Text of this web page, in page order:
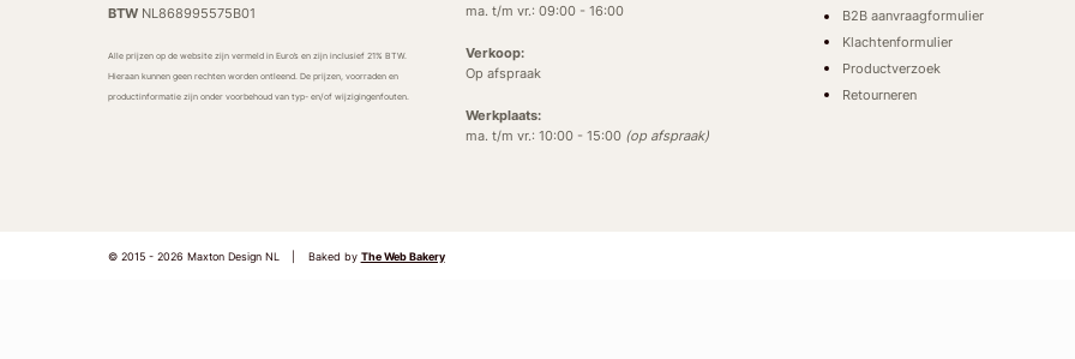
BTWNL868995575B01
Alle prijzen op de website zijn vermeld in Euro’s en zijn inclusief 21% BTW.
Hieraan kunnen geen rechten worden ontleend. De prijzen, voorraden en
productinformatie zijn onder voorbehoud van typ- en/of wijzigingenfouten.
ma. t/m vr.: 09:00 - 16:00
Verkoop:
Op afspraak
Werkplaats:
ma. t/m vr.: 10:00 - 15:00 (op afspraak)
B2B aanvraagformulier
Klachtenformulier
Productverzoek
Retourneren
© 2015 - 2026 Maxton Design NL Baked by The Web Bakery